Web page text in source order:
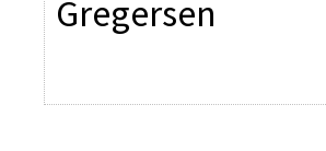
Gregersen